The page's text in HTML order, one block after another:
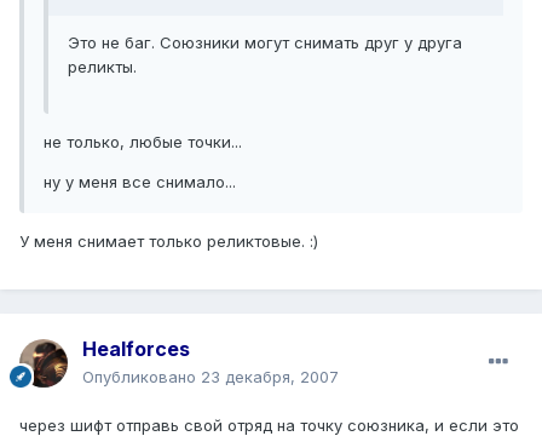
Это не баг. Союзники могут снимать друг у друга
реликты.
не только, любые точки...
ну у меня все снимало...
У меня снимает только реликтовые. :)
Healforces
Опубликовано 23 декабря, 2007
через шифт отправь свой отряд на точку союзника, и если это